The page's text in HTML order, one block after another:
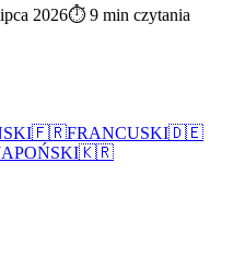
2026⏱ 9 min czytania
🇫🇷FRANCUSKI🇩🇪
🇰🇷